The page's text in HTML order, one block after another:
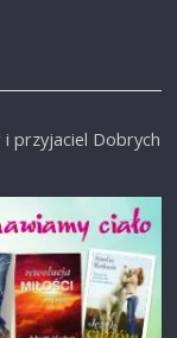
przyjaciel Dobrych